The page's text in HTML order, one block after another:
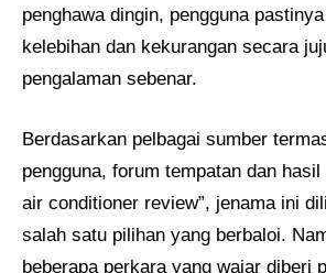
penghawa dingin, pengguna
kelebihan dan kekurangan secara
pengalaman sebenar.
Berdasarkan pelbagai sumber
pengguna, forum tempatan dan hasil
air conditioner review”, jenama ini
salah satu pilihan yang berbaloi.
beberapa perkara yang wajar diberi